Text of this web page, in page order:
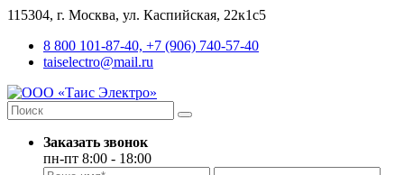
115304, г. Москва, ул. Каспийская, 22к1с5
8 800 101-87-40, +7 (906) 740-57-40
taiselectro@mail.ru
Заказать звонок
пн-пт 8:00 - 18:00